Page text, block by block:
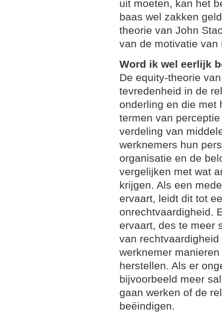
uit moeten, kan het
baas wel zakken
theorie van John
van de motivatie van
Word ik wel eerlijk
De equity-theorie
tevredenheid in de
onderling en die met
termen van
verdeling van
werknemers hun
organisatie en de
vergelijken met wat
krijgen. Als een
ervaart, leidt dit tot
onrechtvaardigheid.
ervaart, des te meer
van
werknemer
herstellen. Als er
bijvoorbeeld meer
gaan werken of de
beëindigen.